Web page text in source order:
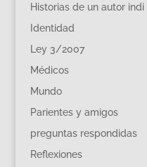
Historias de un autor indi
Identidad
Ley 3/2007
Médicos
Mundo
Parientes y amigos
preguntas respondidas
Reflexiones